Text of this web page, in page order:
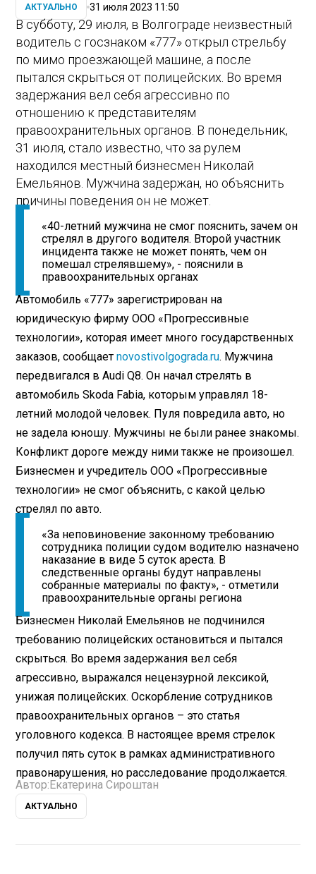
АКТУАЛЬНО 31 июля 2023 11:50
В субботу, 29 июля, в Волгограде неизвестный
водитель с госзнаком «777» открыл стрельбу
по мимо проезжающей машине, а после
пытался скрыться от полицейских. Во время
задержания вел себя агрессивно по
отношению к представителям
правоохранительных органов. В понедельник,
31 июля, стало известно, что за рулем
находился местный бизнесмен Николай
Емельянов. Мужчина задержан, но объяснить
причины поведения он не может.
«40-летний мужчина не смог пояснить, зачем он
стрелял в другого водителя. Второй участник
инцидента также не может понять, чем он
помешал стрелявшему», - пояснили в
правоохранительных органах
Автомобиль «777» зарегистрирован на
юридическую фирму ООО «Прогрессивные
технологии», которая имеет много государственных
заказов, сообщаетnovostivolgograda.ru. Мужчина
передвигался в Audi Q8. Он начал стрелять в
автомобиль Skoda Fabia, которым управлял 18-
летний молодой человек. Пуля повредила авто, но
не задела юношу. Мужчины не были ранее знакомы.
Конфликт дороге между ними также не произошел.
Бизнесмен и учредитель ООО «Прогрессивные
технологии» не смог объяснить, с какой целью
стрелял по авто.
«За неповиновение законному требованию
сотрудника полиции судом водителю назначено
наказание в виде 5 суток ареста. В
следственные органы будут направлены
собранные материалы по факту», - отметили
правоохранительные органы региона
Бизнесмен Николай Емельянов не подчинился
требованию полицейских остановиться и пытался
скрыться. Во время задержания вел себя
агрессивно, выражался нецензурной лексикой,
унижая полицейских. Оскорбление сотрудников
правоохранительных органов – это статья
уголовного кодекса. В настоящее время стрелок
получил пять суток в рамках административного
правонарушения, но расследование продолжается.
Автор:Екатерина Сироштан
АКТУАЛЬНО